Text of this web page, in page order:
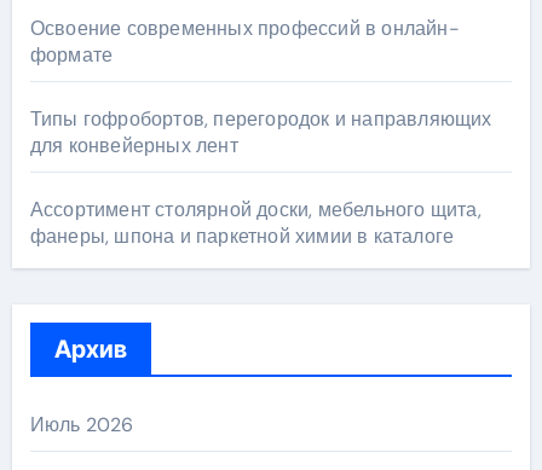
Освоение современных профессий в онлайн-
формате
Типы гофробортов, перегородок и направляющих
для конвейерных лент
Ассортимент столярной доски, мебельного щита,
фанеры, шпона и паркетной химии в каталоге
Архив
Июль 2026